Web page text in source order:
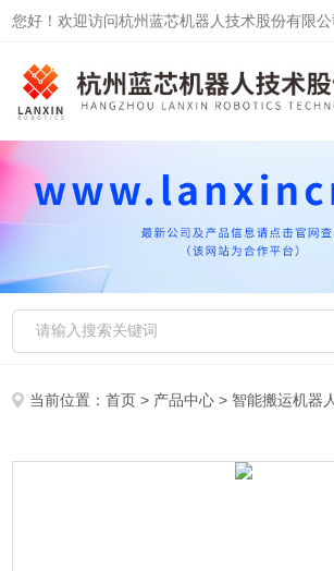
您好！欢迎访问杭州蓝芯机器人技术股份有限公
当前位置：首页 > 产品中心 > 智能搬运机器人